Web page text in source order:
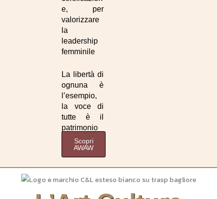
e, per
valorizzare
la
leadership
femminile
La libertà di
ognuna è
l’esempio,
la voce di
tutte è il
patrimonio
Scopri
AWAW